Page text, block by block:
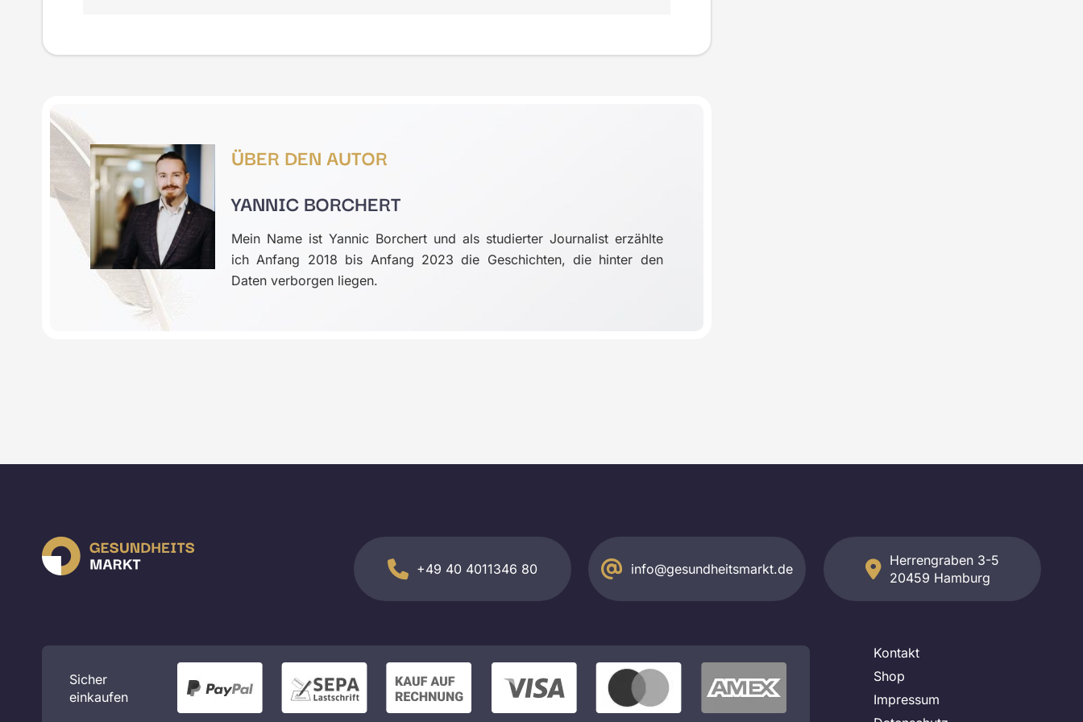
ÜBER DEN AUTOR
YANNIC BORCHERT
Mein Name ist Yannic Borchert und als studierter Journalist erzählte
ich Anfang 2018 bis Anfang 2023 die Geschichten, die hinter den
Daten verborgen liegen.
+49 40 4011346 80 info@gesundheitsmarkt.de
Herrengraben 3-5
20459 Hamburg
Sicher
einkaufen
Kontakt
Shop
Impressum